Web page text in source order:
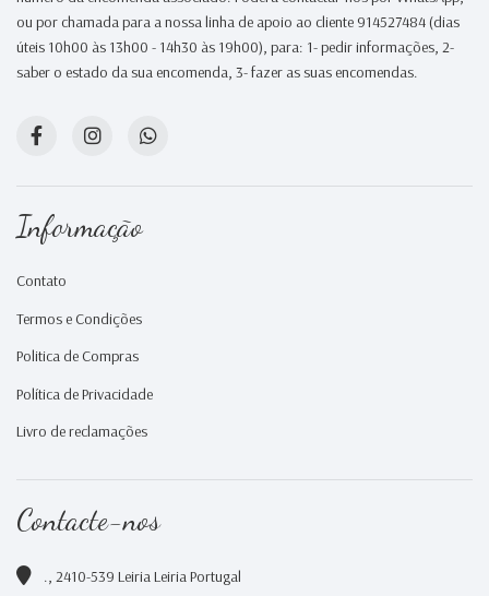
ou por chamada para a nossa linha de apoio ao cliente 914527484 (dias
úteis 10h00 às 13h00 - 14h30 às 19h00), para: 1- pedir informações, 2-
saber o estado da sua encomenda, 3- fazer as suas encomendas.
Informação
Contato
Termos e Condições
Politica de Compras
Política de Privacidade
Livro de reclamações
Contacte-nos
., 2410-539 Leiria Leiria Portugal